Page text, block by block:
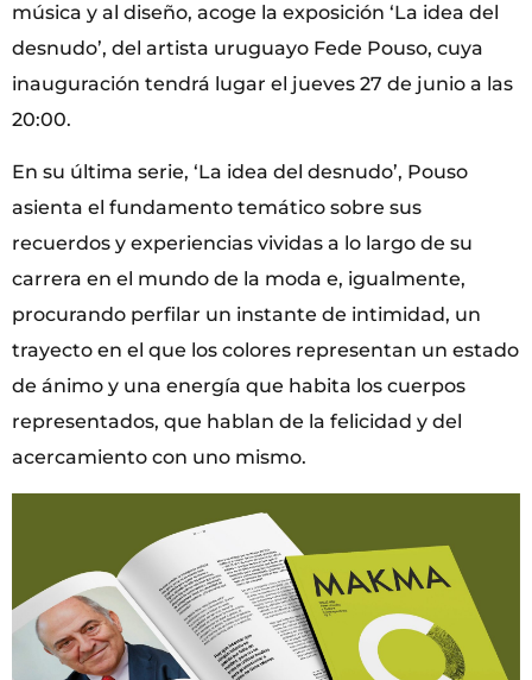
música y al diseño, acoge la exposición ‘La idea del
desnudo’, del artista uruguayo Fede Pouso, cuya
inauguración tendrá lugar el jueves 27 de junio a las
20:00.
En su última serie, ‘La idea del desnudo’, Pouso
asienta el fundamento temático sobre sus
recuerdos y experiencias vividas a lo largo de su
carrera en el mundo de la moda e, igualmente,
procurando perfilar un instante de intimidad, un
trayecto en el que los colores representan un estado
de ánimo y una energía que habita los cuerpos
representados, que hablan de la felicidad y del
acercamiento con uno mismo.